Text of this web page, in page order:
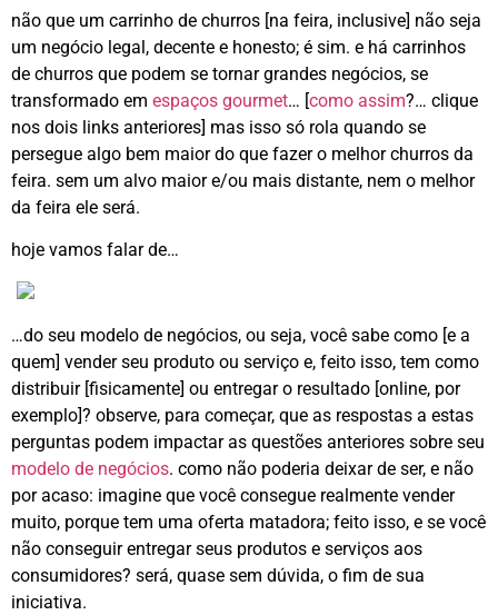
não que um carrinho de churros [na feira, inclusive] não seja
um negócio legal, decente e honesto; é sim. e há carrinhos
de churros que podem se tornar grandes negócios, se
transformado em espaços gourmet… [como assim?… clique
nos dois links anteriores] mas isso só rola quando se
persegue algo bem maior do que fazer o melhor churros da
feira. sem um alvo maior e/ou mais distante, nem o melhor
da feira ele será.
hoje vamos falar de…
…do seu modelo de negócios, ou seja, você sabe como [e a
quem] vender seu produto ou serviço e, feito isso, tem como
distribuir [fisicamente] ou entregar o resultado [online, por
exemplo]? observe, para começar, que as respostas a estas
perguntas podem impactar as questões anteriores sobre seu
modelo de negócios. como não poderia deixar de ser, e não
por acaso: imagine que você consegue realmente vender
muito, porque tem uma oferta matadora; feito isso, e se você
não conseguir entregar seus produtos e serviços aos
consumidores? será, quase sem dúvida, o fim de sua
iniciativa.